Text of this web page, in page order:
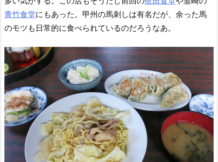
青竹食堂にもあった。甲州の馬刺しは有名だが、余った馬
のモツも日常的に食べられているのだろうなあ。